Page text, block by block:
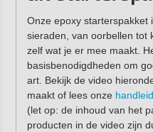
Onze epoxy starterspakket
sieraden, van oorbellen tot
zelf wat je er mee maakt.
basisbenodigdheden om
art. Bekijk de video
maakt of lees onze
(let op: de inhoud van het
producten in de video zijn